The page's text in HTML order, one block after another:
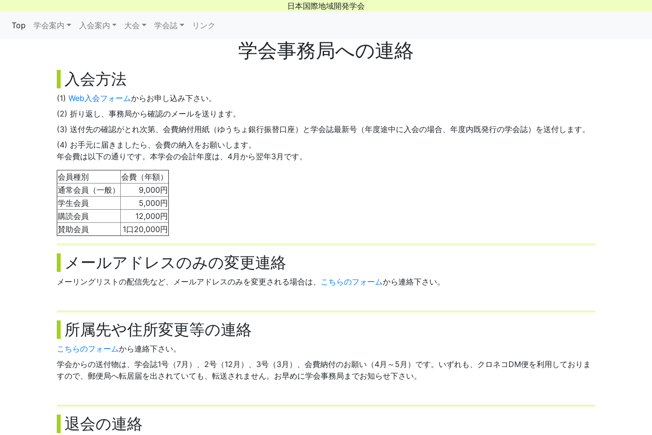
日本国際地域開発学会
Top (current)
学会案内 入会案内 大会 学会誌 リンク
学会事務局への連絡
入会方法
(1) Web入会フォームからお申し込み下さい。
(2) 折り返し、事務局から確認のメールを送ります。
(3) 送付先の確認がとれ次第、会費納付用紙（ゆうちょ銀行振替口座）と学会誌最新号（年度途中に入会の場合、年度内既発行の学会誌）を送付します。
(4) お手元に届きましたら、会費の納入をお願いします。
年会費は以下の通りです。本学会の会計年度は、4月から翌年3月です。
会員種別
会費（年額）
通常会員（一般）
9,000円
学生会員
5,000円
購読会員
12,000円
賛助会員
1口20,000円
メールアドレスのみの変更連絡
メーリングリストの配信先など、メールアドレスのみを変更される場合は、 こちらのフォームから連絡下さい。
所属先や住所変更等の連絡
こちらのフォームから連絡下さい。
学会からの送付物は、学会誌1号（7月）、2号（12月）、3号（3月）、会費納付のお願い（4月～5月）です。いずれも、クロネコDM便を利用しておりま
すので、郵便局へ転居届を出されていても、転送されません。お早めに学会事務局までお知らせ下さい。
退会の連絡